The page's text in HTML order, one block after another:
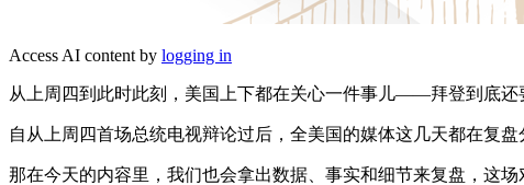
Access AI content by logging in
从上周四到此时此刻，美国上下都在关心一件事儿——拜登到底还
自从上周四首场总统电视辩论过后，全美国的媒体这几天都在复
那在今天的内容里，我们也会拿出数据、事实和细节来复盘，这